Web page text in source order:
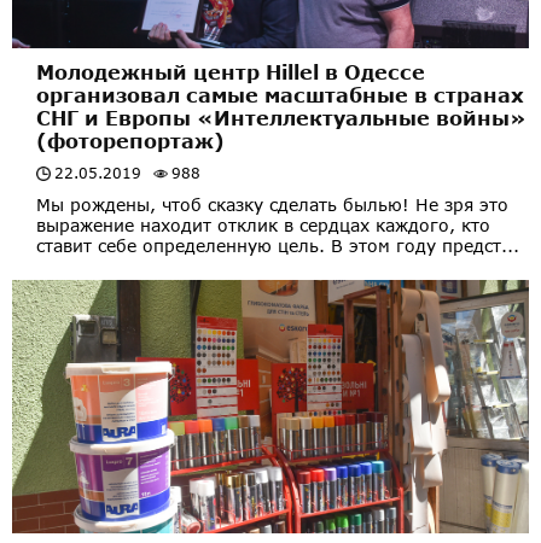
Молодежный центр Hillel в Одессе
организовал самые масштабные в странах
СНГ и Европы «Интеллектуальные войны»
(фоторепортаж)
22.05.2019 988
Мы рождены, чтоб сказку сделать былью! Не зря это
выражение находит отклик в сердцах каждого, кто
ставит себе определенную цель. В этом году предст...